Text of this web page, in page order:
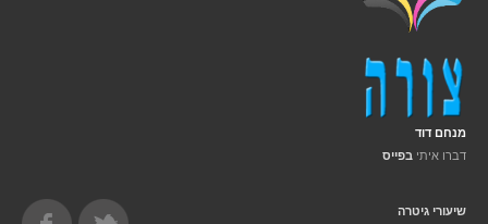
מנחם דוד
דברו איתי בפייס
שיעורי גיטרה